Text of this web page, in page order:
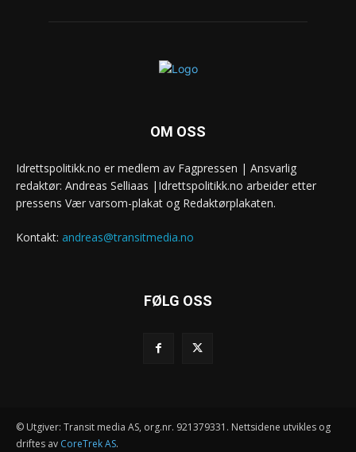
OM OSS
Idrettspolitikk.no er medlem av Fagpressen | Ansvarlig
redaktør: Andreas Selliaas |Idrettspolitikk.no arbeider etter
pressens Vær varsom-plakat og Redaktørplakaten.
Kontakt: andreas@transitmedia.no
FØLG OSS
© Utgiver: Transit media AS, org.nr. 921379331. Nettsidene utvikles og
driftes av CoreTrek AS.